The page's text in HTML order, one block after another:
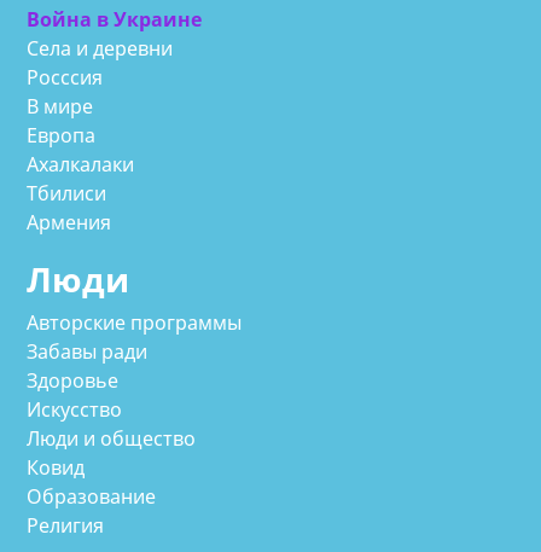
Война в Украине
Села и деревни
Росссия
В мире
Европа
Ахалкалаки
Тбилиси
Армения
Люди
Авторские программы
Забавы ради
Здоровье
Искусство
Люди и общество
Ковид
Образование
Религия